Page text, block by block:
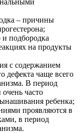
– причины
и подбородка
на продукты
с содержанием
дефекта чаще всего
В период
часто
ребенка;
проявляются в
в период